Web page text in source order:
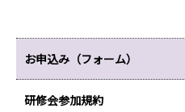
お申込み（フォーム）
研修会参加規約